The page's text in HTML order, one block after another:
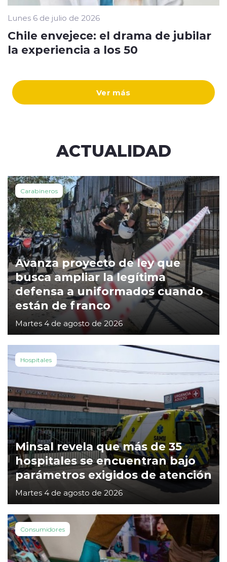
Ver más
Lunes 6 de julio de 2026
Chile envejece: el drama de jubilar
la experiencia a los 50
ACTUALIDAD
Carabineros
Avanza proyecto de ley que
busca ampliar la legítima
defensa a uniformados cuando
están de franco
Martes 4 de agosto de 2026
Hospitales
Minsal revela que más de 35
hospitales se encuentran bajo
parámetros exigidos de atención
Martes 4 de agosto de 2026
Consumidores